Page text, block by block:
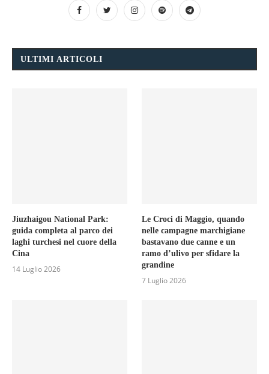
ULTIMI ARTICOLI
Jiuzhaigou National Park:
guida completa al parco dei
laghi turchesi nel cuore della
Cina
14 Luglio 2026
Le Croci di Maggio, quando
nelle campagne marchigiane
bastavano due canne e un
ramo d’ulivo per sfidare la
grandine
7 Luglio 2026